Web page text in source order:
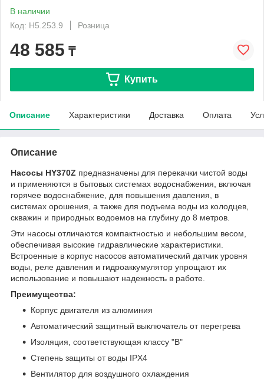
В наличии
Код: Н5.253.9
Розница
48 585 ₸
Купить
Описание Характеристики Доставка Оплата
Описание
Насосы HY370Z предназначены для перекачки чистой воды
и применяются в бытовых системах водоснабжения, включая
горячее водоснабжение, для повышения давления, в
системах орошения, а также для подъема воды из колодцев,
скважин и природных водоемов на глубину до 8 метров.
Эти насосы отличаются компактностью и небольшим весом,
обеспечивая высокие гидравлические характеристики.
Встроенные в корпус насосов автоматический датчик уровня
воды, реле давления и гидроаккумулятор упрощают их
использование и повышают надежность в работе.
Преимущества:
Корпус двигателя из алюминия
Автоматический защитный выключатель от перегрева
Изоляция, соответствующая классу "B"
Степень защиты от воды IPX4
Вентилятор для воздушного охлаждения